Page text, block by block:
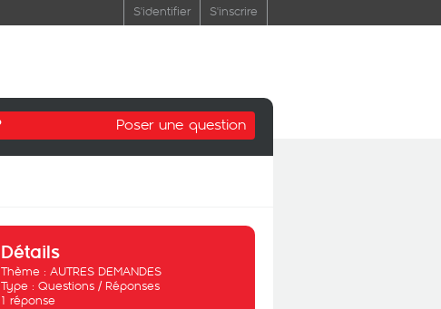
S'identifier S'inscrire
Poser une question
Détails
Thème : AUTRES DEMANDES
Type : Questions / Réponses
1 réponse